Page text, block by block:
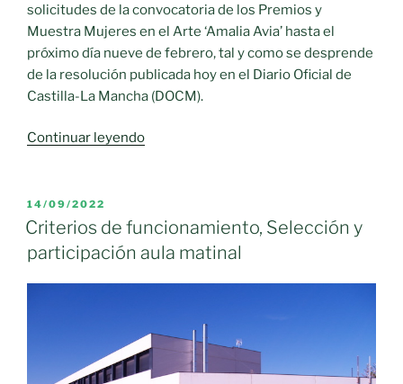
solicitudes de la convocatoria de los Premios y
Muestra Mujeres en el Arte ‘Amalia Avia’ hasta el
próximo día nueve de febrero, tal y como se desprende
de la resolución publicada hoy en el Diario Oficial de
Castilla-La Mancha (DOCM).
Continuar leyendo«El
Mujer
amplía
el
de
febrero
el
PUBLICADO
EL
14/09/2022
Criterios de funcionamiento, Selección y
participación aula matinal